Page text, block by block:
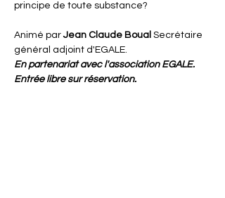
principe de toute substance?
Animé par Jean Claude Boual Secrétaire
général adjoint d'EGALE.
En partenariat avec l'association EGALE.
Entrée libre sur réservation.